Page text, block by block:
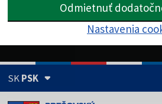
Odmietnuť
Nastavenia
SKPSK